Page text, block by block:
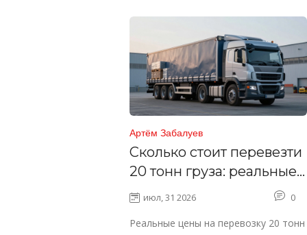
Артём Забалуев
Сколько стоит перевезти
20 тонн груза: реальные
цены и варианты в 2026
июл, 31 2026 0
Реальные цены на перевозку 20 тонн